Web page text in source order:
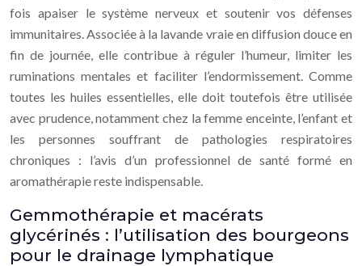
fois apaiser le système nerveux et soutenir vos défenses
immunitaires. Associée à la lavande vraie en diffusion douce en
fin de journée, elle contribue à réguler l’humeur, limiter les
ruminations mentales et faciliter l’endormissement. Comme
toutes les huiles essentielles, elle doit toutefois être utilisée
avec prudence, notamment chez la femme enceinte, l’enfant et
les personnes souffrant de pathologies respiratoires
chroniques : l’avis d’un professionnel de santé formé en
aromathérapie reste indispensable.
Gemmothérapie et macérats
glycérinés : l’utilisation des bourgeons
pour le drainage lymphatique